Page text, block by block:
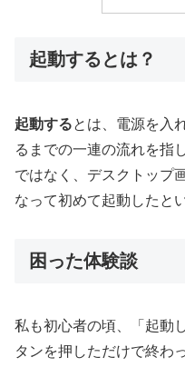
起動するとは？
起動するとは、電源を入
るまでの一連の流れを指
ではなく、デスクトップ
なって初めて起動したと
困った体験談
私も初心者の頃、「起動
タンを押しただけで終わ